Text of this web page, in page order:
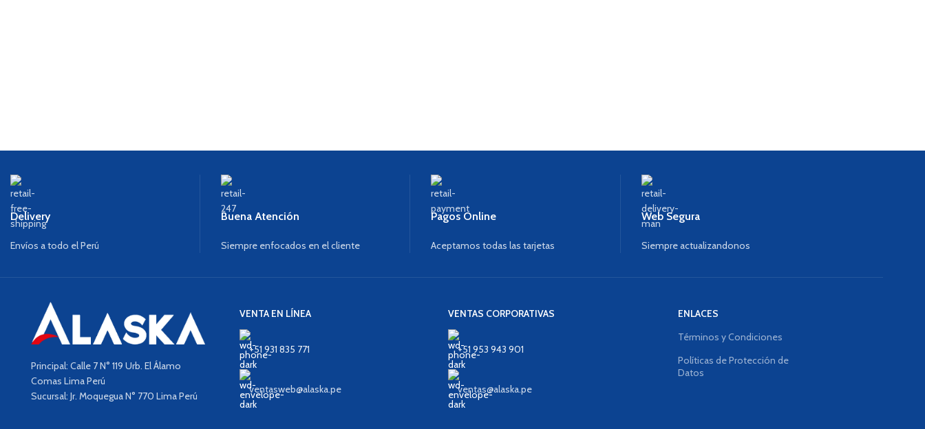
Delivery
Envíos a todo el Perú
Buena Atención
Siempre enfocados en el cliente
Pagos Online
Aceptamos todas las tarjetas
Web Segura
Siempre actualizandonos
Principal: Calle 7 N° 119 Urb. El Álamo
Comas Lima Perú
Sucursal: Jr. Moquegua N° 770 Lima Perú
VENTA EN LÍNEA
+51 931 835 771
ventasweb@alaska.pe
VENTAS CORPORATIVAS
+51 953 943 901
ventas@alaska.pe
ENLACES
Términos y Condiciones
Políticas de Protección de
Datos